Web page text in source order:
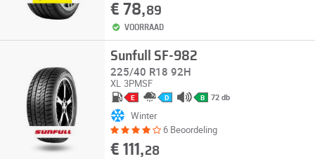
€ 78,89
VOORRAAD
Sunfull SF-982
225/40 R18 92H
XL 3PMSF
E D B 72 db
Winter
6 Beoordeling
€ 111,28